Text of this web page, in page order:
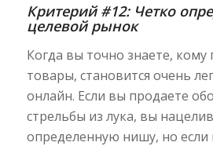
Критерий #12: Четко
целевой рынок
Когда вы точно знаете, кому
товары, становится очень
онлайн. Если вы продаете
стрельбы из лука, вы
определенную нишу, но если